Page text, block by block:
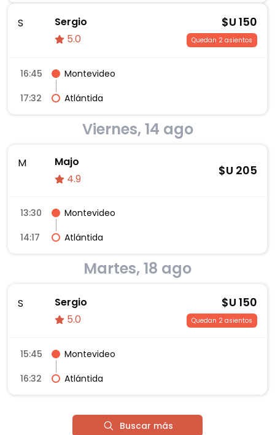
S
Sergio
5.0
$U 150
Quedan 2 asientos
16:45
Montevideo
17:32
Atlántida
Viernes, 14 ago
M
Majo
4.9
$U 205
13:30
Montevideo
14:17
Atlántida
Martes, 18 ago
S
Sergio
5.0
$U 150
Quedan 2 asientos
15:45
Montevideo
16:32
Atlántida
Buscar más